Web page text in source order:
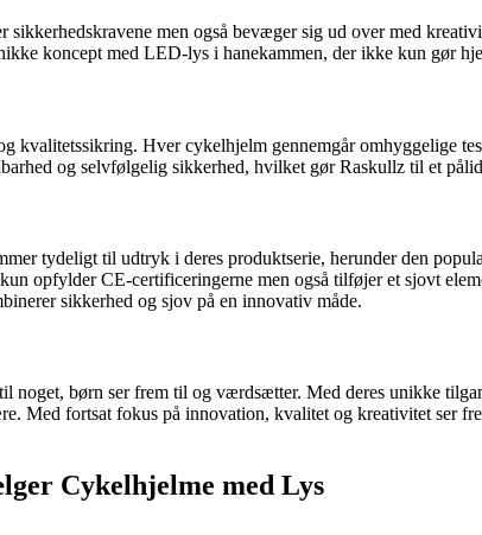
men også bevæger sig ud over med
koncept med LED-lys i hanekammen, der ikke kun gør
kvalitetssikring. Hver cykelhjelm gennemgår omhyggelige
og selvfølgelig sikkerhed, hvilket gør Raskullz til et
tydeligt til udtryk i deres produktserie, herunder den
opfylder CE-certificeringerne men også tilføjer et sjovt
sikkerhed og sjov på en innovativ måde.
noget, børn ser frem til og værdsætter. Med deres unikke
Med fortsat fokus på innovation, kvalitet og kreativitet ser
Cykelhjelme med Lys